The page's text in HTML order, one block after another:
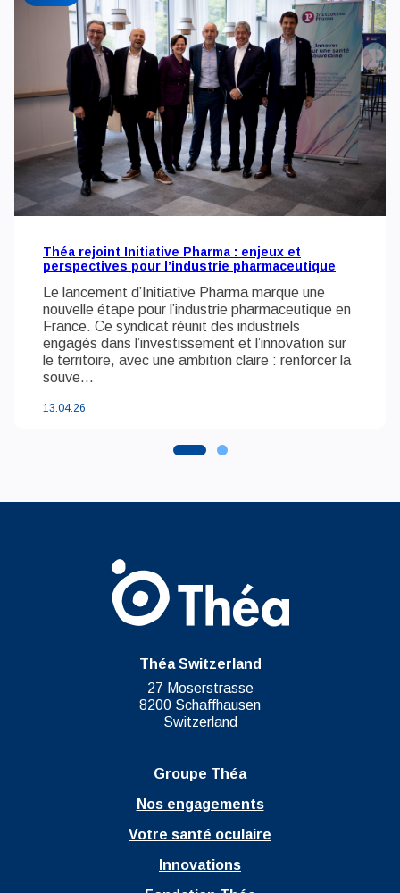
Théa rejoint Initiative Pharma : enjeux et
perspectives pour l’industrie pharmaceutique
Le lancement d’Initiative Pharma marque une
nouvelle étape pour l’industrie pharmaceutique en
France. Ce syndicat réunit des industriels
engagés dans l’investissement et l’innovation sur
le territoire, avec une ambition claire : renforcer la
souve...
13.04.26
Théa Switzerland
27 Moserstrasse
8200 Schaffhausen
Switzerland
Groupe Théa
Nos engagements
Votre santé oculaire
Innovations